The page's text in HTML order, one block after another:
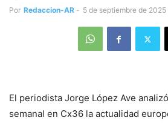
Por Redaccion-AR - 5 de septiembre de 2025
El periodista Jorge López Ave
semanal en Cx36 la actualidad